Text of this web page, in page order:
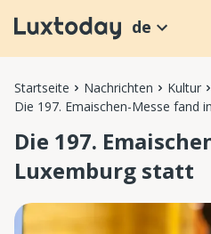
de
Startseite Nachrichten
Kultur
Die 197. Emaischen-Messe fand
Die 197.
Luxemburg statt